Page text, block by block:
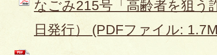
なごみ215号「高齢者を狙う
日発行） (PDFファイル: